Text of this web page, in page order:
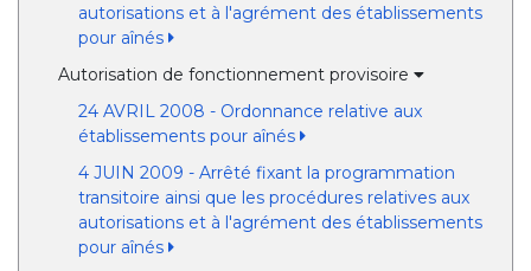
autorisations et à l'agrément des établissements
pour aînés
Autorisation de fonctionnement provisoire
24 AVRIL 2008 - Ordonnance relative aux
établissements pour aînés
4 JUIN 2009 - Arrêté fixant la programmation
transitoire ainsi que les procédures relatives aux
autorisations et à l'agrément des établissements
pour aînés